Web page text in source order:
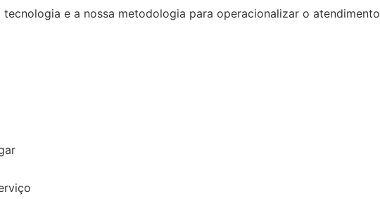
e a nossa metodologia para operacionalizar o